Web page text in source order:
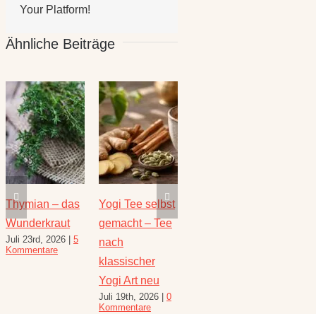
Your Platform!
Ähnliche Beiträge
Thymian – das
Wunderkraut
Juli 23rd, 2026
5
Kommentare
Yogi Tee selbst
gemacht – Tee
nach
klassischer
Yogi Art neu
Juli 19th, 2026
0
Kommentare